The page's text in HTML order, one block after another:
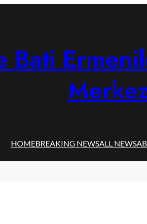
Bati
HOMEBREAKING NEWSALL NEWS